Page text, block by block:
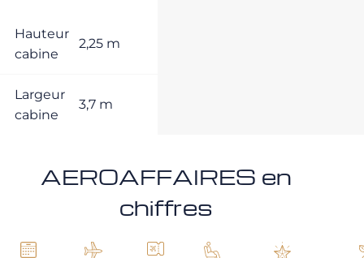
Hauteur
cabine
2,25 m
Largeur
cabine
3,7 m
AEROAFFAIRES en
chiffres